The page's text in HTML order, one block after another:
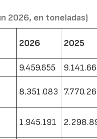
2026, en toneladas)
2026 2025
9.459.655
8.351.083
1.945.191